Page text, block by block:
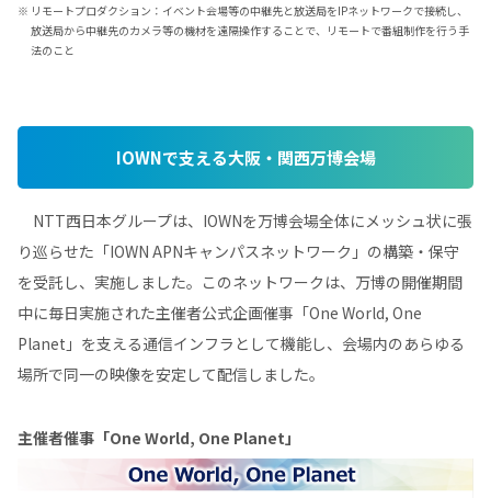
※ リモートプロダクション：イベント会場等の中継先と放送局をIPネットワークで接続し、
放送局から中継先のカメラ等の機材を遠隔操作することで、リモートで番組制作を行う手
法のこと
IOWNで支える大阪・関西万博会場
NTT西日本グループは、IOWNを万博会場全体にメッシュ状に張
り巡らせた「IOWN APNキャンパスネットワーク」の構築・保守
を受託し、実施しました。このネットワークは、万博の開催期間
中に毎日実施された主催者公式企画催事「One World, One
Planet」を支える通信インフラとして機能し、会場内のあらゆる
場所で同一の映像を安定して配信しました。
主催者催事「One World, One Planet」